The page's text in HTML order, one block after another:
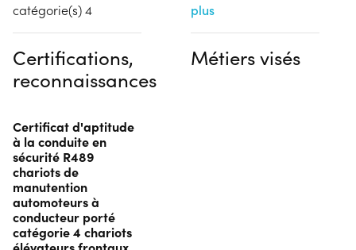
catégorie(s) 4
plus
Certifications,
reconnaissances
Certificat d'aptitude
à la conduite en
sécurité R489
chariots de
manutention
automoteurs à
conducteur porté
catégorie 4 chariots
Métiers visés